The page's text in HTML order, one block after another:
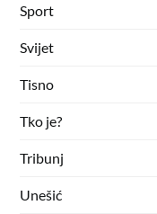
Sport
Svijet
Tisno
Tko je?
Tribunj
Unešić